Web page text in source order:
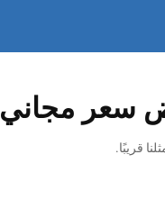
سعر مجاني
قريبًا.